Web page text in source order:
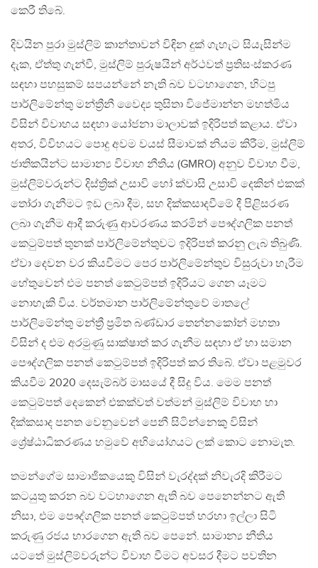
කෙරී තිබේ.
දිවයින පුරා මුස්ලිම් කාන්තාවන් විඳින දුක් ගැහැට සියැසින්ම
දැක, ඒත්තු ගැන්වී, මුස්ලිම් පුරුෂයින් අර්ථවත් ප්‍රතිසංස්කරණ
සඳහා පහසුකම් සපයන්නේ නැති බව වටහාගෙන, හිටපු
පාර්ලිමේන්තු මන්ත්‍රීනී වෛද්‍ය තුසිතා විජේමාන්න මහත්මිය
විසින් විවාහය සඳහා යෝජනා මාලාවක් ඉදිරිපත් කළාය. ඒවා
අතර, විවිහයට පොදු අවම වයස් සීමාවක් නියම කිරීම, මුස්ලිම්
ජාතිකයින්ට සාමාන්‍ය විවාහ නීතිය (GMRO) අනුව විවාහ වීම,
මුස්ලිම්වරුන්ට දිස්ත්‍රික් උසාවි හෝ ක්වාසි උසාවි දෙකින් එකක්
තෝරා ගැනීමට ඉඩ ලබා දීම, සහ දික්කසාදවීමේ දී පිළිසරණ
ලබා ගැනීම ආදී කරුණු ආවරණය කරමින් පෞද්ගලික පනත්
කෙටුම්පත් තුනක් පාර්ලිමේන්තුවට ඉදිරිපත් කරනු ලැබ තිබුණි.
ඒවා දෙවන වර කියවීමට පෙර පාර්ලිමේන්තුව විසුරුවා හැරීම
හේතුවෙන් එම පනත් කෙටුම්පත් ඉදිරියට ගෙන යෑමට
නොහැකි විය. වර්තමාන පාර්ලිමේන්තුවේ මාතලේ
පාර්ලිමේන්තු මන්ත්‍රී ප්‍රමිත බණ්ඩාර තෙන්නකෝන් මහතා
විසින් ද එම අරමුණු සාක්ෂාත් කර ගැනීම සඳහා ඒ හා සමාන
පෞද්ගලික පනත් කෙටුම්පත් ඉදිරිපත් කර තිබේ. ඒවා පළමුවර
කියවීම 2020 දෙසැම්බර් මාසයේ දී සිදු විය. මෙම පනත්
කෙටුම්පත් දෙකෙන් එකක්වත් වත්මන් මුස්ලිම් විවාහ හා
දික්කසාද පනත වෙනුවෙන් පෙනී සිටින්නෙකු විසින්
ශ්‍රේෂ්ඨාධිකරණය හමුවේ අභියෝගයට ලක් කොට නොමැත.
තමන්ගේම සාමාජිකයෙකු විසින් වැරද්දක් නිවැරදි කිරීමට
කටයුතු කරන බව වටහාගෙන ඇති බව පෙනෙන්නට ඇති
නිසා, එම පෞද්ගලික පනත් කෙටුම්පත් හරහා ඉල්ලා සිටි
කරුණු රජය භාරගෙන ඇති බව පෙනේ. සාමාන්‍ය නීතිය
යටතේ මුස්ලිම්වරුන්ට විවාහ වීමට අවසර දීමට පවතින